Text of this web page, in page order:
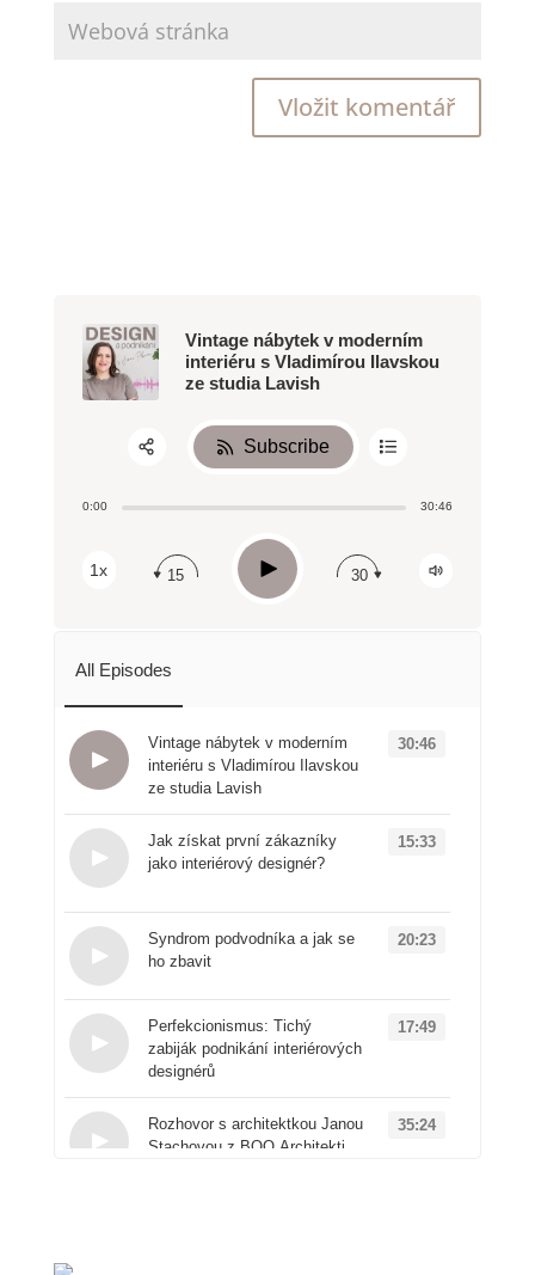
Vintage nábytek v moderním
interiéru s Vladimírou Ilavskou
ze studia Lavish
0:00 30:46
1x 15 Play 30
Subscribe
All Episodes
Vintage nábytek v moderním
interiéru s Vladimírou Ilavskou
ze studia Lavish
30:46
Jak získat první zákazníky
jako interiérový designér?
15:33
Syndrom podvodníka a jak se
ho zbavit
Loading...
20:23
Perfekcionismus: Tichý
zabiják podnikání interiérových
designérů
17:49
Rozhovor s architektkou Janou
Stachovou z BOQ Architekti
35:24
Share:
RSS
Apple Podcast
Spotify